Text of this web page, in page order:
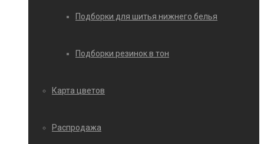
Подборки для шитья нижнего белья
Подборки резинок в тон
Карта цветов
Распродажа